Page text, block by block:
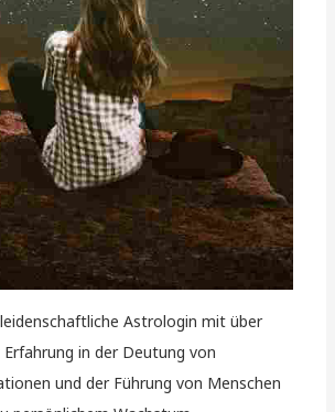
Astrologin mit über
in der Deutung von
und der Führung von Menschen